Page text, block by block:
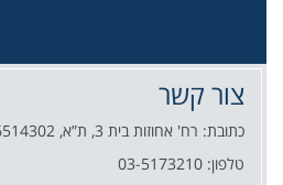
צור קשר
כתובת: רח' אחוזות בית 3, ת”א, 6514302
טלפון: 03-5173210